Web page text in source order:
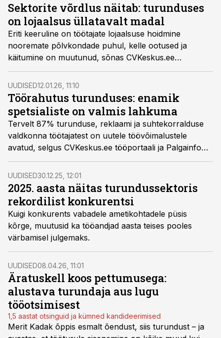
Sektorite võrdlus näitab: turunduses
on lojaalsus üllatavalt madal
Eriti keeruline on töötajate lojaalsuse hoidmine
nooremate põlvkondade puhul, kelle ootused ja
käitumine on muutunud, sõnas CVKeskus.ee
turundusjuht Henry Auväärt.
UUDISED12.01.26, 11:10
Töörahutus turunduses: enamik
spetsialiste on valmis lahkuma
Tervelt 87% turunduse, reklaami ja suhtekorralduse
valdkonna töötajatest on uutele töövõimalustele
avatud, selgus CVKeskus.ee tööportaali ja Palgainfo
Agentuuri küsitlusest.
UUDISED30.12.25, 12:01
2025. aasta näitas turundussektoris
rekordilist konkurentsi
Kuigi konkurents vabadele ametikohtadele püsis
kõrge, muutusid ka tööandjad aasta teises pooles
värbamisel julgemaks.
UUDISED08.04.26, 11:01
Äratuskell koos pettumusega:
alustava turundaja aus lugu
tööotsimisest
1,5 aastat otsinguid ja kümned kandideerimised
Merit Kadak õppis esmalt õendust, siis turundust – ja